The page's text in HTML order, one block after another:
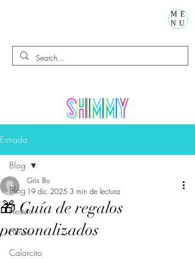
ME
NU
Entrada
Blog
Fiestas
Niños
Calorcito
Blog
🎁 Guía de regalos
personalizados
Gris Bu
19 dic 2025 3 min de lectura